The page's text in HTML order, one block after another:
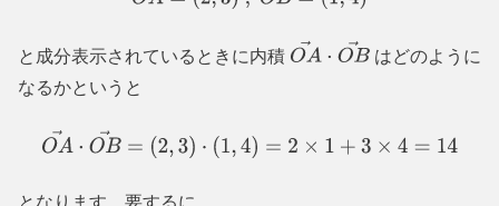
と成分表示されているときに内積 OA→ ⋅OB→
はどのように
なるかというと
OA→ ⋅OB→ = 2, )⋅(1 ,4) =2 ×1 + 3×4= 14